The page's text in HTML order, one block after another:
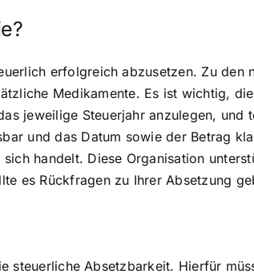
erfolgreich abzusetzen. Zu den
Medikamente. Es ist wichtig,
jeweilige Steuerjahr anzulegen, und
und das Datum sowie der Betrag
handelt. Diese Organisation
es Rückfragen zu Ihrer Absetzung
steuerliche Absetzbarkeit. Hierfür